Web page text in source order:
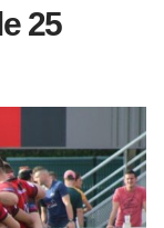
25